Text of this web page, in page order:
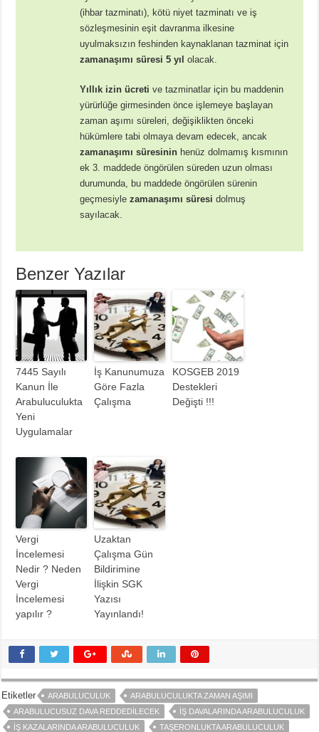
(ihbar tazminatı), kötü niyet tazminatı ve iş
sözleşmesinin eşit davranma ilkesine
uyulmaksızın feshinden kaynaklanan tazminat için
zamanaşımı süresi 5 yıl olacak.
Yıllık izin ücreti ve tazminatlar için bu maddenin
yürürlüğe girmesinden önce işlemeye başlayan
zaman aşımı süreleri, değişiklikten önceki
hükümlere tabi olmaya devam edecek, ancak
zamanaşımı süresinin henüz dolmamış kısmının
ek 3. maddede öngörülen süreden uzun olması
durumunda, bu maddede öngörülen sürenin
geçmesiyle zamanaşımı süresi dolmuş
sayılacak.
Benzer Yazılar
7445 Sayılı
Kanun İle
Arabuluculukta
Yeni
Uygulamalar
İş Kanunumuza
Göre Fazla
Çalışma
KOSGEB 2019
Destekleri
Değişti !!!
Vergi
İncelemesi
Nedir ? Neden
Vergi
İncelemesi
yapılır ?
Uzaktan
Çalışma Gün
Bildirimine
İlişkin SGK
Yazısı
Yayınlandı!
Etiketler ARABULUCULUK
ARABULUCULUKTA ZAMAN AŞIMI
ARABULUCUSUZ DAVA REDDEDILECEK
İŞ DAVALARINDA ARABULUCULUK
İŞ KAZALARINDA ARABULUCULUK
TAŞERONLUKTA ARABULUCULUK